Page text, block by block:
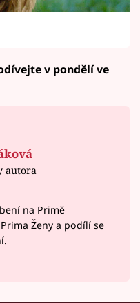
v pondělí ve
autora
na Primě
Ženy a podílí se